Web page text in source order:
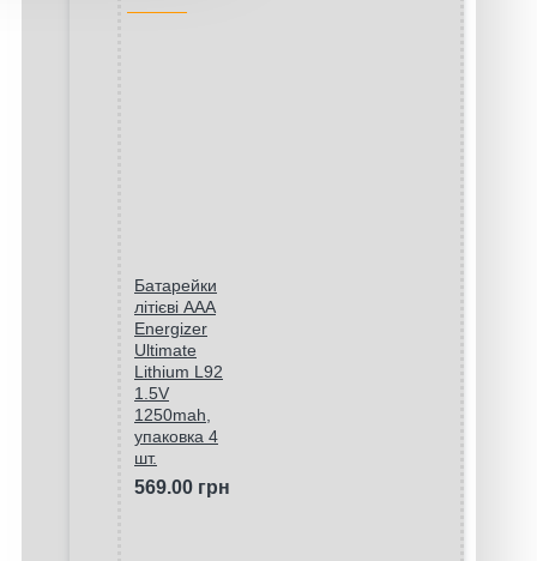
Батарейки
літієві ААA
Energizer
Ultimate
Lithium L92
1.5V
1250mah,
упаковка 4
шт.
569.00 грн